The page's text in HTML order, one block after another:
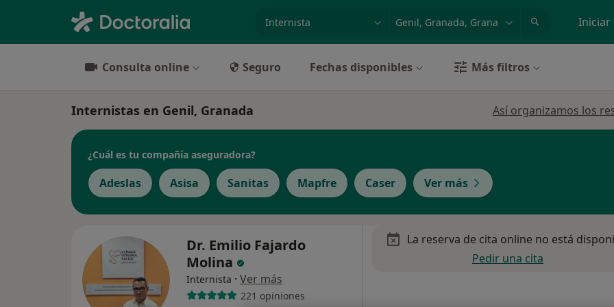
Iniciar
Consulta online Seguro Fechas disponibles Más filtros
Internistas en Genil, Granada Así organizamos los
¿Cuál es tu compañía aseguradora?
Adeslas Asisa Sanitas Mapfre Caser Ver más
Dr. Emilio Fajardo
Molina
Internista · Ver más
221 opiniones
La reserva de cita online no está
Pedir una cita